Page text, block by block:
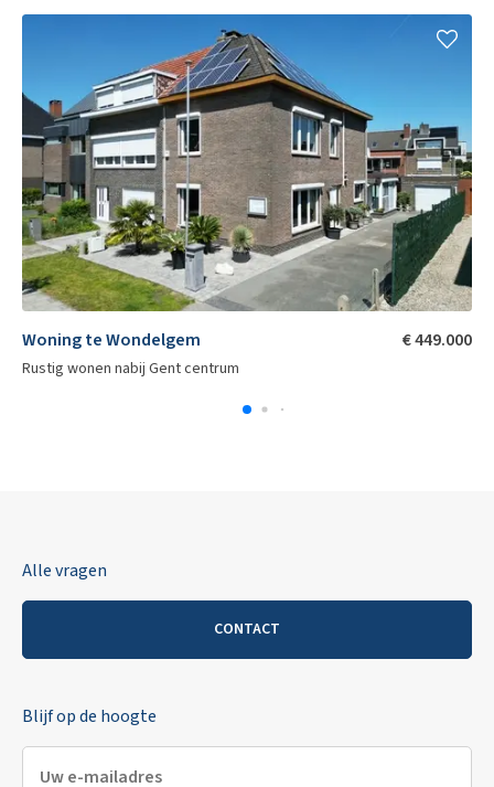
Woning te Wondelgem € 449.000
Rustig wonen nabij Gent centrum
Alle vragen
CONTACT
Blijf op de hoogte